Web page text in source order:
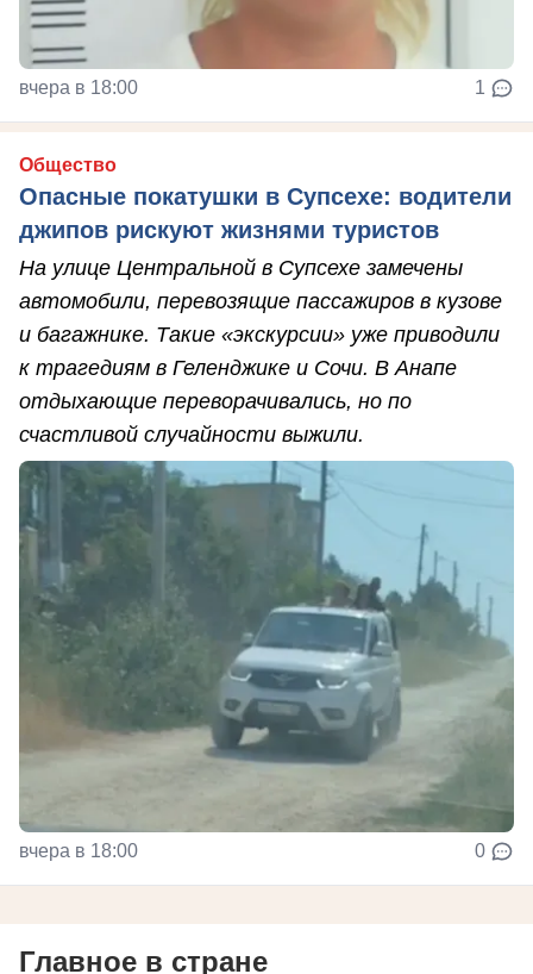
вчера в 18:00 1
Общество
Опасные покатушки в Супсехе: водители
джипов рискуют жизнями туристов
На улице Центральной в Супсехе замечены
автомобили, перевозящие пассажиров в кузове
и багажнике. Такие «экскурсии» уже приводили
к трагедиям в Геленджике и Сочи. В Анапе
отдыхающие переворачивались, но по
счастливой случайности выжили.
вчера в 18:00 0
Главное в стране